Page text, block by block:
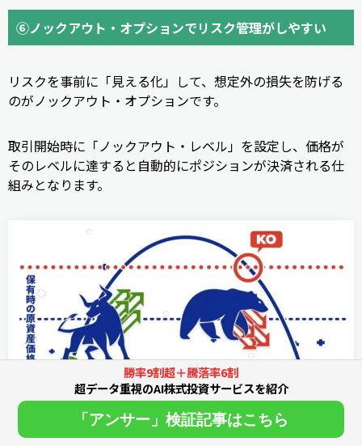
⑥ノックアウト・オプションでリスク管理がしやすい
リスクを事前に「見える化」して、想定外の損失を防げる
のがノックアウト・オプションです。
取引開始時に「ノックアウト・レベル」を設定し、価格が
そのレベルに達すると自動的にポジションが決済される仕
組みとなります。
勝率9割超＋騰落率6割
超データ重視のAI株式投資サービスを紹介
「アンサー」検証記事はこちら